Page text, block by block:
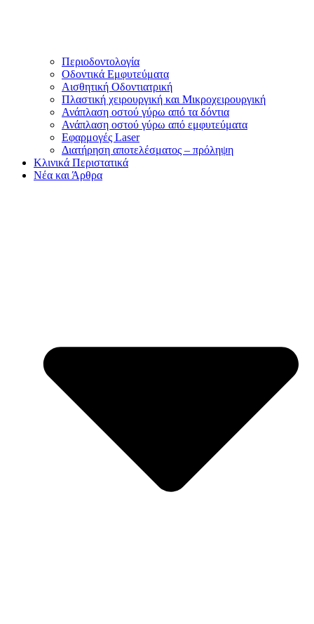
Περιοδοντολογία
Οδοντικά Εμφυτεύματα
Αισθητική Οδοντιατρική
Πλαστική χειρουργική και Μικροχειρουργική
Ανάπλαση οστού γύρω από τα δόντια
Ανάπλαση οστού γύρω από εμφυτεύματα
Εφαρμογές Laser
Διατήρηση αποτελέσματος – πρόληψη
Κλινικά Περιστατικά
Νέα και Άρθρα